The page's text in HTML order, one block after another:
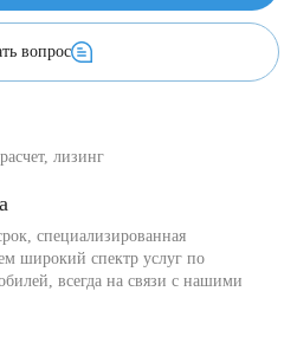
вопрос
лизинг
специализированная
широкий спектр услуг по
всегда на связи с нашими